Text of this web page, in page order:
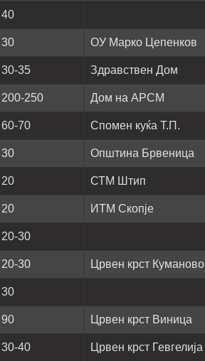
40
30 ОУ Марко Цепенков
30-35 Здравствен Дом
200-250 Дом на АРСМ
60-70 Спомен куќа Т.П.
30 Општина Брвеница
20 СТМ Штип
20 ИТМ Скопје
20-30
20-30 Црвен крст Куманово
30
90 Црвен крст Виница
30-40 Црвен крст Гевгелија